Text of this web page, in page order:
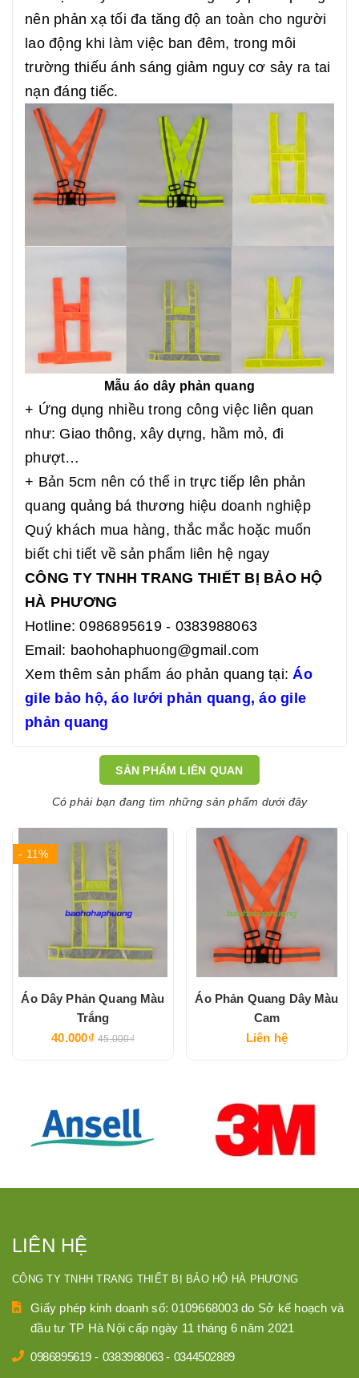
nên phản xạ tối đa tăng độ an toàn cho người
lao động khi làm việc ban đêm, trong môi
trường thiếu ánh sáng giảm nguy cơ sảy ra tai
nạn đáng tiếc.
Mẫu áo dây phản quang
+ Ứng dụng nhiều trong công việc liên quan
như: Giao thông, xây dựng, hầm mỏ, đi
phượt…
+ Bản 5cm nên có thể in trực tiếp lên phản
quang quảng bá thương hiệu doanh nghiệp
Quý khách mua hàng, thắc mắc hoặc muốn
biết chi tiết về sản phẩm liên hệ ngay
CÔNG TY TNHH TRANG THIẾT BỊ BẢO HỘ
HÀ PHƯƠNG
Hotline: 0986895619 - 0383988063
Email: baohohaphuong@gmail.com
Xem thêm sản phẩm áo phản quang tại:Áo
gile bảo hộ, áo lưới phản quang,áo gile
phản quang
SẢN PHẨM LIÊN QUAN
Có phải bạn đang tìm những sản phẩm dưới đây
- 11%
Áo Dây Phản Quang Màu
Trắng
40.000₫ 45.000₫
Áo Phản Quang Dây Màu
Cam
Liên hệ
LIÊN HỆ
CÔNG TY TNHH TRANG THIẾT BỊ BẢO HỘ HÀ PHƯƠNG
Giấy phép kinh doanh số: 0109668003 do Sở kế hoạch và
đầu tư TP Hà Nội cấp ngày 11 tháng 6 năm 2021
0986895619 - 0383988063- 0344502889